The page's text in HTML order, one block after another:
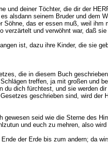
und deiner Töchter, die dir der
alsdann seinem Bruder und
das er essen muß, weil
und verwöhnt war, daß
ist, dazu ihre Kinder, die sie
die in diesem Buch
treffen, ja mit großen und
du dich fürchtest, und sie werden dir
geschrieben sind, wird
gewesen seid wie die Sterne des
und euch zu mehren, also
der Erde bis zum andern; da